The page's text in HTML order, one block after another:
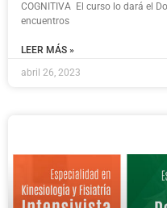
COGNITIVA El curso lo dará el
encuentros
LEER MÁS »
abril 26, 2023